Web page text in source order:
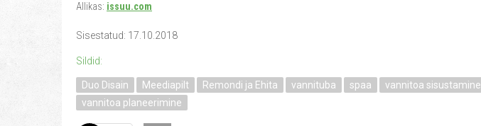
Allikas: issuu.com
Sisestatud: 17.10.2018
Sildid:
Duo Disain Meediapilt Remondi ja Ehita vannituba spaa
vannitoa sisustamine
vannitoa planeerimine